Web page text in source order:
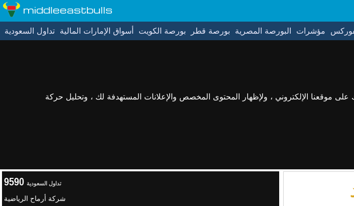
موقعنا الإلكتروني ، ولإظهار المحتوى المخصص والإعلانات المستهدفة لك ، وتحليل حركة
middleeastbulls
تداول السعودية أسواق الإمارات المالية بورصة الكويت بورصة قطر البورصة المصرية مؤشرات
9590 تداول السعودية
شركة أرماح الرياضية